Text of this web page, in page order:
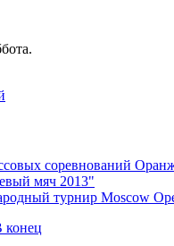
соревнований
мяч 2013"
турнир Moscow
конец